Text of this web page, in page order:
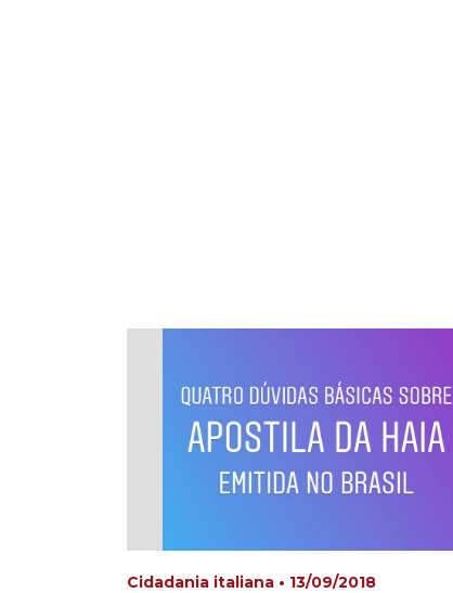
Cidadania italiana • 13/09/2018